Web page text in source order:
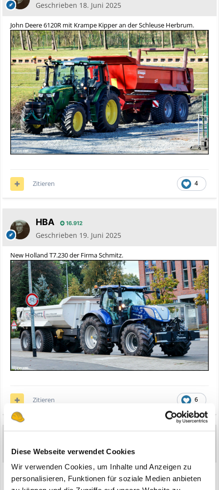
Diese Webseite verwendet Cookies
Wir verwenden Cookies, um Inhalte und Anzeigen zu
personalisieren, Funktionen für soziale Medien anbieten
Geschrieben 18. Juni 2025
John Deere 6120R mit Krampe Kipper an der Schleuse Herbrum.
4
Zitieren
HBA 16.912
Geschrieben 19. Juni 2025
New Holland T7.230 der Firma Schmitz.
6
Zitieren
Geschrieben26. Juni 2025
Case Puma 185 mit Krampe-Kipper.